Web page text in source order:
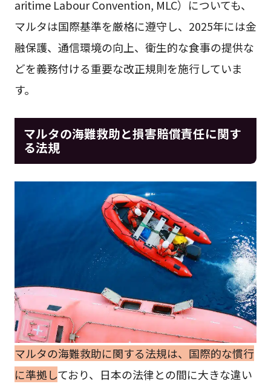
aritime Labour Convention, MLC）についても、
マルタは国際基準を厳格に遵守し、2025年には金
融保護、通信環境の向上、衛生的な食事の提供な
どを義務付ける重要な改正規則を施行していま
す。
マルタの海難救助と損害賠償責任に関す
る法規
マルタの海難救助に関する法規は、国際的な慣行
に準拠しており、日本の法律との間に大きな違い